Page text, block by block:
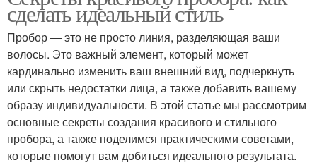
сделать идеальный стиль
Пробор — это не просто линия, разделяющая ваши
волосы. Это важный элемент, который может
кардинально изменить ваш внешний вид, подчеркнуть
или скрыть недостатки лица, а также добавить вашему
образу индивидуальности. В этой статье мы рассмотрим
основные секреты создания красивого и стильного
пробора, а также поделимся практическими советами,
которые помогут вам добиться идеального результата.